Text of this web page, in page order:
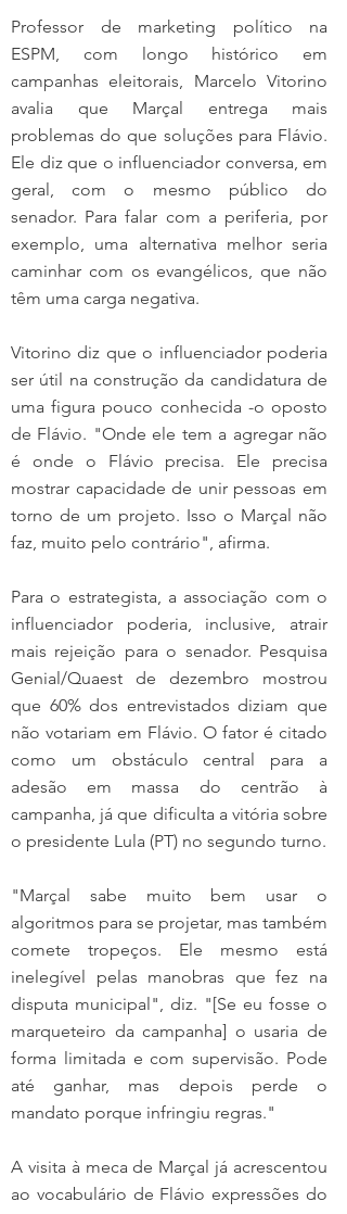
Professor de marketing político na
ESPM, com longo histórico em
campanhas eleitorais, Marcelo Vitorino
avalia que Marçal entrega mais
problemas do que soluções para Flávio.
Ele diz que o influenciador conversa, em
geral, com o mesmo público do
senador. Para falar com a periferia, por
exemplo, uma alternativa melhor seria
caminhar com os evangélicos, que não
têm uma carga negativa.
Vitorino diz que o influenciador poderia
ser útil na construção da candidatura de
uma figura pouco conhecida -o oposto
de Flávio. "Onde ele tem a agregar não
é onde o Flávio precisa. Ele precisa
mostrar capacidade de unir pessoas em
torno de um projeto. Isso o Marçal não
faz, muito pelo contrário", afirma.
Para o estrategista, a associação com o
influenciador poderia, inclusive, atrair
mais rejeição para o senador. Pesquisa
Genial/Quaest de dezembro mostrou
que 60% dos entrevistados diziam que
não votariam em Flávio. O fator é citado
como um obstáculo central para a
adesão em massa do centrão à
campanha, já que dificulta a vitória sobre
o presidente Lula (PT) no segundo turno.
"Marçal sabe muito bem usar o
algoritmos para se projetar, mas também
comete tropeços. Ele mesmo está
inelegível pelas manobras que fez na
disputa municipal", diz. "[Se eu fosse o
marqueteiro da campanha] o usaria de
forma limitada e com supervisão. Pode
até ganhar, mas depois perde o
mandato porque infringiu regras."
A visita à meca de Marçal já acrescentou
ao vocabulário de Flávio expressões do